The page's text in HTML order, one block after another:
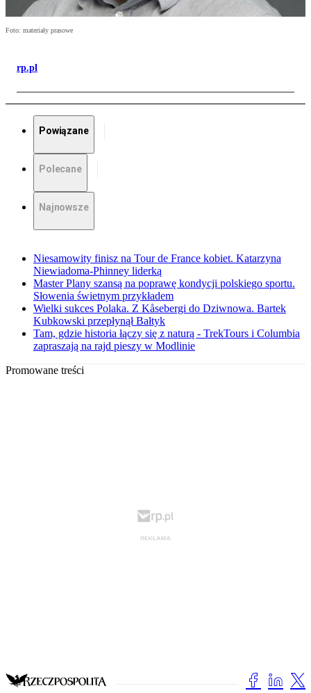
Foto: materiały prasowe
rp.pl
Powiązane
Polecane
Najnowsze
Niesamowity finisz na Tour de France kobiet. Katarzyna
Niewiadoma-Phinney liderką
Master Plany szansą na poprawę kondycji polskiego sportu.
Słowenia świetnym przykładem
Wielki sukces Polaka. Z Kåsebergi do Dziwnowa. Bartek
Kubkowski przepłynął Bałtyk
Tam, gdzie historia łączy się z naturą - TrekTours i Columbia
zapraszają na rajd pieszy w Modlinie
Promowane treści